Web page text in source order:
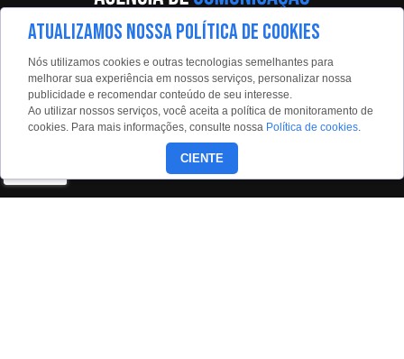
Av. Eng. Caetano Álvares, 55 - 5º andar
Limão, São Paulo, 02598-900
Contato:
estadaoconteudo@estadao.com
(11)99350-0439
ATUALIZAMOS NOSSA POLÍTICA DE COOKIES
Nós utilizamos cookies e outras tecnologias semelhantes para
melhorar sua experiência em nossos serviços, personalizar nossa
publicidade e recomendar conteúdo de seu interesse.
Ao utilizar nossos serviços, você aceita a política de monitoramento de
cookies. Para mais informações, consulte nossa Política de cookies.
CIENTE